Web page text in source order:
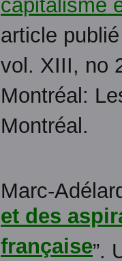
capitalisme
article
vol. XIII, no
Montréal:
Montréal.
Marc-
et des
française”.